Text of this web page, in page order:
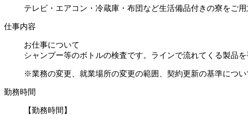
テレビ・エアコン・冷蔵庫・布団など生活備品付きの寮をご用
仕事内容
お仕事について
シャンプー等のボトルの検査です。ラインで流れてくる製品
※業務の変更、就業場所の変更の範囲、契約更新の基準につい
勤務時間
【勤務時間】